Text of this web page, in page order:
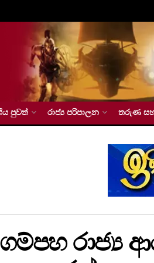
පුවත් රාජ්‍ය පරිපාලන තරුණ සහ
ගම්පහ